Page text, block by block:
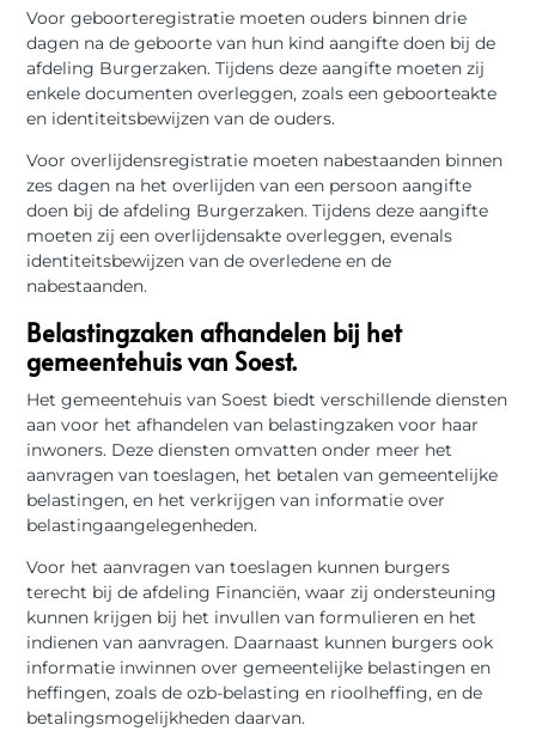
Voor geboorteregistratie moeten ouders binnen drie
dagen na de geboorte van hun kind aangifte doen bij de
afdeling Burgerzaken. Tijdens deze aangifte moeten zij
enkele documenten overleggen, zoals een geboorteakte
en identiteitsbewijzen van de ouders.
Voor overlijdensregistratie moeten nabestaanden binnen
zes dagen na het overlijden van een persoon aangifte
doen bij de afdeling Burgerzaken. Tijdens deze aangifte
moeten zij een overlijdensakte overleggen, evenals
identiteitsbewijzen van de overledene en de
nabestaanden.
Belastingzaken afhandelen bij het
gemeentehuis van Soest.
Het gemeentehuis van Soest biedt verschillende diensten
aan voor het afhandelen van belastingzaken voor haar
inwoners. Deze diensten omvatten onder meer het
aanvragen van toeslagen, het betalen van gemeentelijke
belastingen, en het verkrijgen van informatie over
belastingaangelegenheden.
Voor het aanvragen van toeslagen kunnen burgers
terecht bij de afdeling Financiën, waar zij ondersteuning
kunnen krijgen bij het invullen van formulieren en het
indienen van aanvragen. Daarnaast kunnen burgers ook
informatie inwinnen over gemeentelijke belastingen en
heffingen, zoals de ozb-belasting en rioolheffing, en de
betalingsmogelijkheden daarvan.